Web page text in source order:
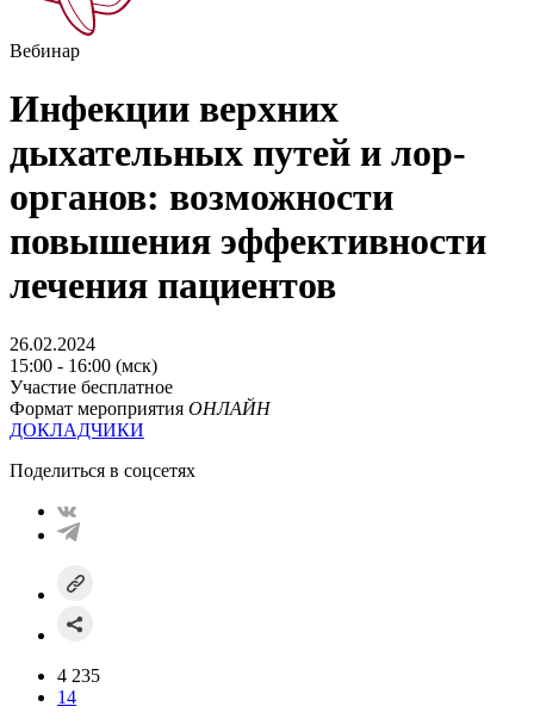
Вебинар
Инфекции верхних
дыхательных путей и лор-
органов: возможности
повышения эффективности
лечения пациентов
26.02.2024
15:00 - 16:00 (мск)
Участие бесплатное
Формат мероприятия ОНЛАЙН
ДОКЛАДЧИКИ
Поделиться в соцсетях
4 235
14